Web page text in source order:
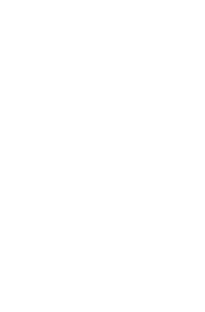
坐五角
新掌门哈
何出牌？